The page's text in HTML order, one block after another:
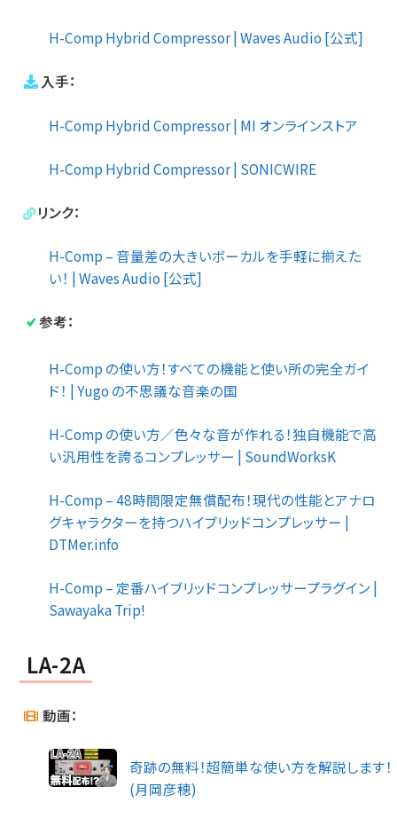
H-Comp Hybrid Compressor | Waves Audio [公式]
入手：
H-Comp Hybrid Compressor | MI オンラインストア
H-Comp Hybrid Compressor | SONICWIRE
リンク：
H-Comp – 音量差の大きいボーカルを手軽に揃えた
い！ | Waves Audio [公式]
参考：
H-Comp の使い方！すべての機能と使い所の完全ガイ
ド！ | Yugo の不思議な音楽の国
H-Comp の使い方／色々な音が作れる！独自機能で高
い汎用性を誇るコンプレッサー | SoundWorksK
H-Comp – 48時間限定無償配布！現代の性能とアナロ
グキャラクターを持つハイブリッドコンプレッサー |
DTMer.info
H-Comp – 定番ハイブリッドコンプレッサープラグイン |
Sawayaka Trip!
LA-2A
動画：
奇跡の無料！超簡単な使い方を解説します！
(月岡彦穂)